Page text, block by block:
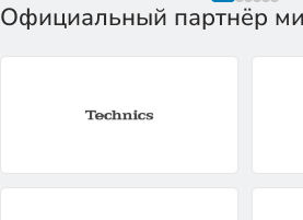
Официальный партнёр